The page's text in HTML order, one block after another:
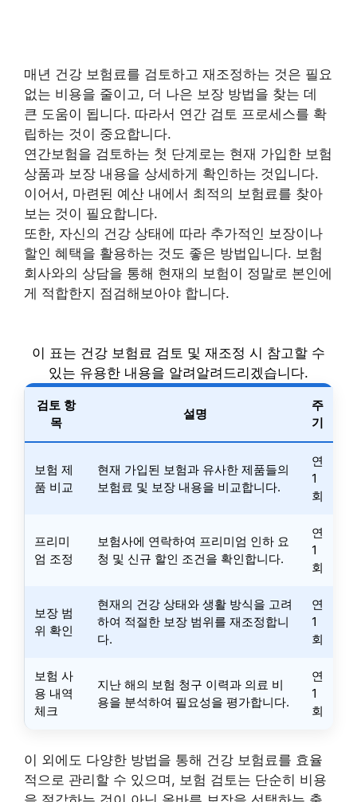
매년 건강 보험료를 검토하고 재조정하는 것은 필요
없는 비용을 줄이고, 더 나은 보장 방법을 찾는 데
큰 도움이 됩니다. 따라서 연간 검토 프로세스를 확
립하는 것이 중요합니다.
연간보험을 검토하는 첫 단계로는 현재 가입한 보험
상품과 보장 내용을 상세하게 확인하는 것입니다.
이어서, 마련된 예산 내에서 최적의 보험료를 찾아
보는 것이 필요합니다.
또한, 자신의 건강 상태에 따라 추가적인 보장이나
할인 혜택을 활용하는 것도 좋은 방법입니다. 보험
회사와의 상담을 통해 현재의 보험이 정말로 본인에
게 적합한지 점검해보아야 합니다.
이 표는 건강 보험료 검토 및 재조정 시 참고할 수
있는 유용한 내용을 알려알려드리겠습니다.
검토 항
목
설명
주
기
보험 제
품 비교
현재 가입된 보험과 유사한 제품들의
보험료 및 보장 내용을 비교합니다.
연
1
회
프리미
엄 조정
보험사에 연락하여 프리미엄 인하 요
청 및 신규 할인 조건을 확인합니다.
연
1
회
보장 범
위 확인
현재의 건강 상태와 생활 방식을 고려
하여 적절한 보장 범위를 재조정합니
다.
연
1
회
보험 사
용 내역
체크
지난 해의 보험 청구 이력과 의료 비
용을 분석하여 필요성을 평가합니다.
연
1
회
이 외에도 다양한 방법을 통해 건강 보험료를 효율
적으로 관리할 수 있으며, 보험 검토는 단순히 비용